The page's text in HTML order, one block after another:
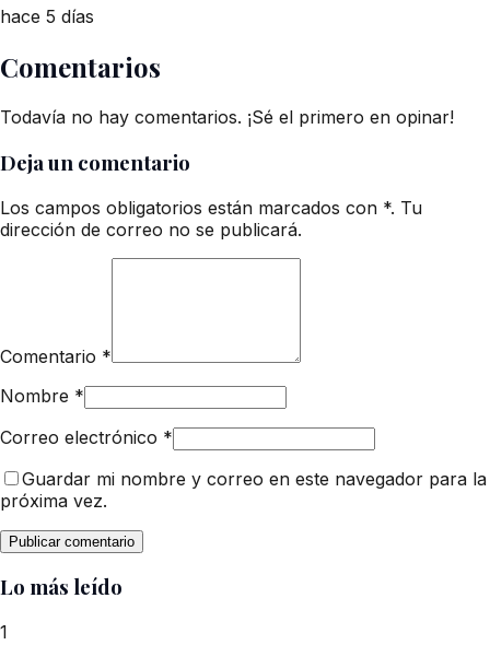
hace 5 días
Comentarios
Todavía no hay comentarios. ¡Sé el primero en opinar!
Deja un comentario
Los campos obligatorios están marcados con *. Tu
dirección de correo no se publicará.
Comentario *
Nombre *
Correo electrónico *
Guardar mi nombre y correo en este navegador para la
próxima vez.
Lo más leído
1